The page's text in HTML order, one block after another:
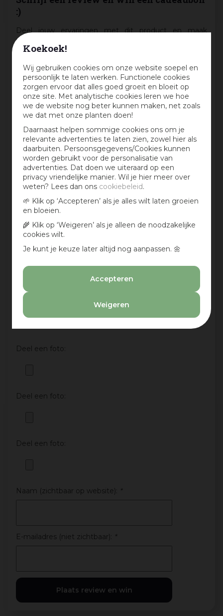
Koekoek!
Wij gebruiken cookies om onze website soepel en
persoonlijk te laten werken. Functionele cookies
zorgen ervoor dat alles goed groeit en bloeit op
onze site. Met analytische cookies leren we hoe
we de website nog beter kunnen maken, net zoals
we dat met onze planten doen!
Daarnaast helpen sommige cookies ons om je
relevante advertenties te laten zien, zowel hier als
daarbuiten. Persoonsgegevens/Cookies kunnen
worden gebruikt voor de personalisatie van
advertenties. Dat doen we uiteraard op een
privacy vriendelijke manier. Wil je hier meer over
weten? Lees dan ons cookiebeleid.
🌱 Klik op ‘Accepteren’ als je alles wilt laten groeien
en bloeien.
🌾 Klik op ‘Weigeren’ als je alleen de noodzakelijke
cookies wilt.
Je kunt je keuze later altijd nog aanpassen. 🌼
Accepteren
Weigeren
:)
Deel jouw ervaringen met dit product en maak
maandelijks kans op een cadeaubon t.w.v. € 25,-
Mijn ervaring in één zin:*
Jouw mening over dit product:
Aan te bevelen?
Ja
Deel een foto:
Deel een foto:
Deel een foto:
Naam (zichtbaar op website): *
E-mailadres (niet zichtbaar): *